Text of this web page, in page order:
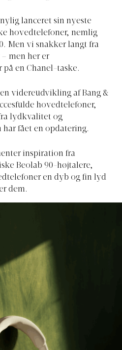
lanceret sin nyeste
hovedtelefoner, nemlig
Men vi snakker langt fra
men her er
på en Chanel-taske.
videreudvikling af Bang &
hovedtelefoner,
lydkvalitet og
fået en opdatering.
inspiration fra
Beolab 90-højtalere,
en dyb og fin lyd
dem.